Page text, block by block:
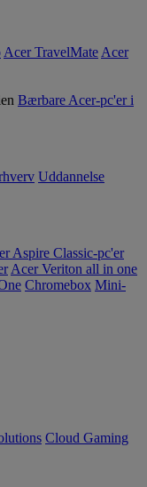
Acer TravelMate Acer
Bærbare Acer-pc'er i
Uddannelse
Aspire Classic-pc'er
Acer Veriton all in one
Chromebox Mini-
Cloud Gaming